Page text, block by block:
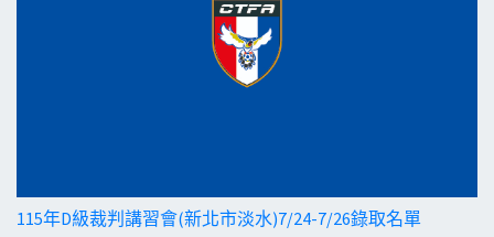
115年D級裁判講習會(新北市淡水)7/24-7/26錄取名單